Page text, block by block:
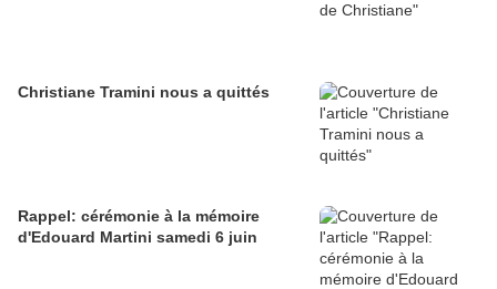
Christiane Tramini nous a quittés
Rappel: cérémonie à la mémoire
d'Edouard Martini samedi 6 juin